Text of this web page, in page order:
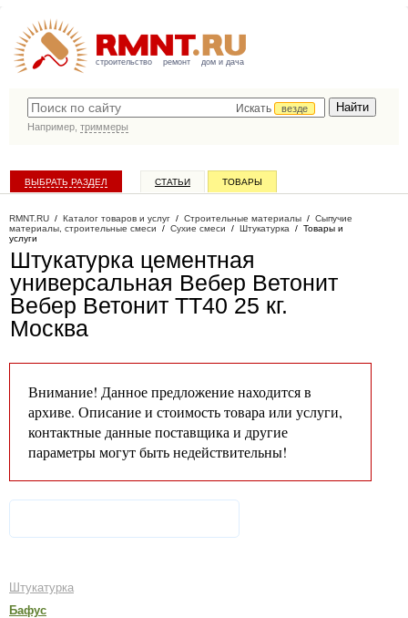
строительство ремонт дом и дача
Искать
везде
Например, триммеры
ВЫБРАТЬ РАЗДЕЛ СТАТЬИ ТОВАРЫ
RMNT.RU / Каталог товаров и услуг / Строительные материалы / Сыпучие
материалы, строительные смеси / Сухие смеси / Штукатурка / Товары и
услуги
Штукатурка цементная
универсальная Вебер Ветонит
Вебер Ветонит TT40 25 кг.
Москва
Внимание! Данное предложение находится в
архиве. Описание и стоимость товара или услуги,
контактные данные поставщика и другие
параметры могут быть недействительны!
Штукатурка
Бафус